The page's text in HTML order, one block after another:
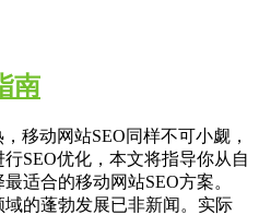
南
移动网站SEO同样不可小觑，
SEO优化，本文将指导你从自
适合的移动网站SEO方案。
的蓬勃发展已非新闻。实际